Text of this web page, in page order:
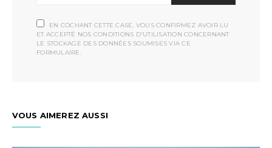
EN COCHANT CETTE CASE, VOUS CONFIRMEZ AVOIR LU
ET ACCEPTÉ NOS CONDITIONS D'UTILISATION CONCERNANT
LE STOCKAGE DES DONNÉES SOUMISES VIA CE
FORMULAIRE.
VOUS AIMEREZ AUSSI